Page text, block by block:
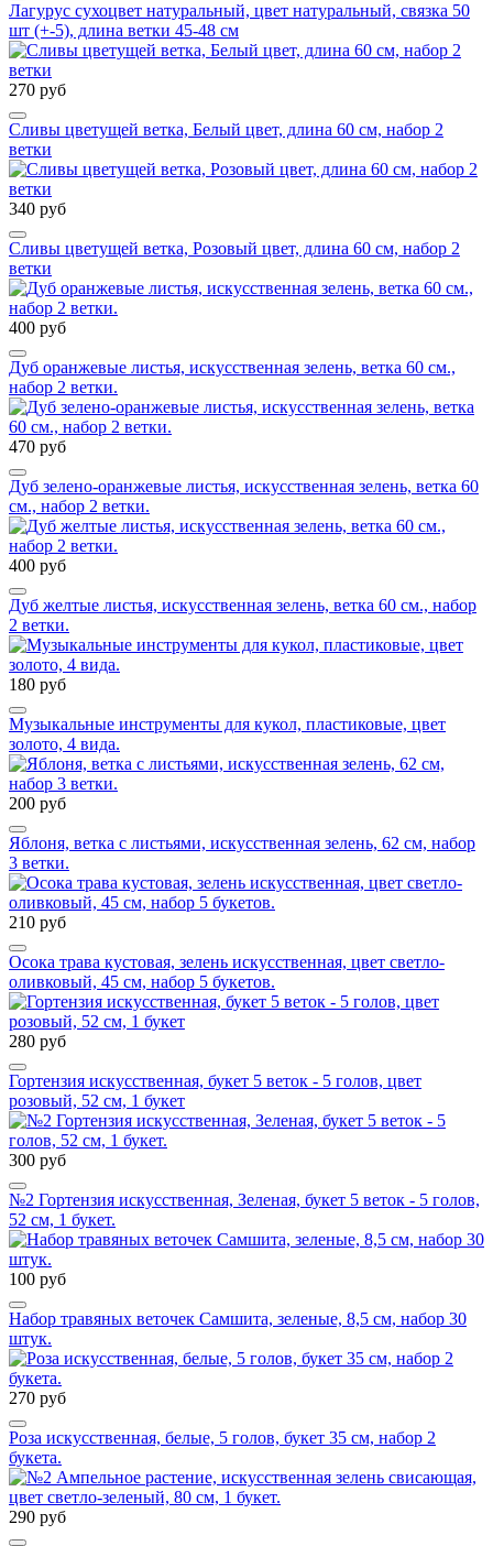
Лагурус сухоцвет натуральный, цвет натуральный, связка 50
шт (+-5), длина ветки 45-48 см
270 руб
Сливы цветущей ветка, Белый цвет, длина 60 см, набор 2
ветки
340 руб
Сливы цветущей ветка, Розовый цвет, длина 60 см, набор 2
ветки
400 руб
Дуб оранжевые листья, искусственная зелень, ветка 60 см.,
набор 2 ветки.
470 руб
Дуб зелено-оранжевые листья, искусственная зелень, ветка 60
см., набор 2 ветки.
400 руб
Дуб желтые листья, искусственная зелень, ветка 60 см., набор
2 ветки.
180 руб
Музыкальные инструменты для кукол, пластиковые, цвет
золото, 4 вида.
200 руб
Яблоня, ветка с листьями, искусственная зелень, 62 см, набор
3 ветки.
210 руб
Осока трава кустовая, зелень искусственная, цвет светло-
оливковый, 45 см, набор 5 букетов.
280 руб
Гортензия искусственная, букет 5 веток - 5 голов, цвет
розовый, 52 см, 1 букет
300 руб
№2 Гортензия искусственная, Зеленая, букет 5 веток - 5 голов,
52 см, 1 букет.
100 руб
Набор травяных веточек Самшита, зеленые, 8,5 см, набор 30
штук.
270 руб
Роза искусственная, белые, 5 голов, букет 35 см, набор 2
букета.
290 руб